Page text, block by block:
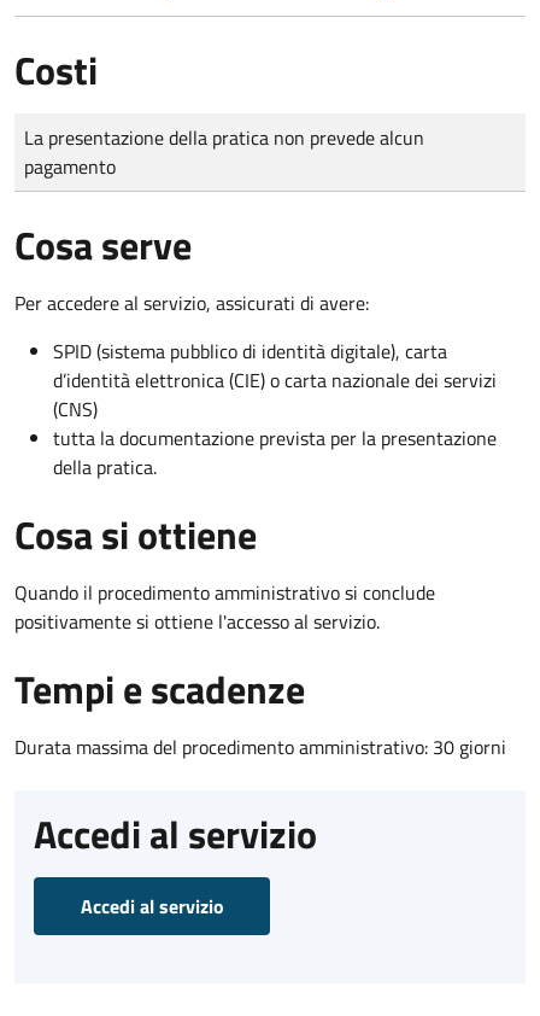
Costi
Tipo di pagamento
Importo
La presentazione della pratica non prevede alcun
pagamento
Cosa serve
Per accedere al servizio, assicurati di avere:
SPID (sistema pubblico di identità digitale), carta
d’identità elettronica (CIE) o carta nazionale dei servizi
(CNS)
tutta la documentazione prevista per la presentazione
della pratica.
Cosa si ottiene
Quando il procedimento amministrativo si conclude
positivamente si ottiene l'accesso al servizio.
Tempi e scadenze
Durata massima del procedimento amministrativo: 30 giorni
Accedi al servizio
Accedi al servizio